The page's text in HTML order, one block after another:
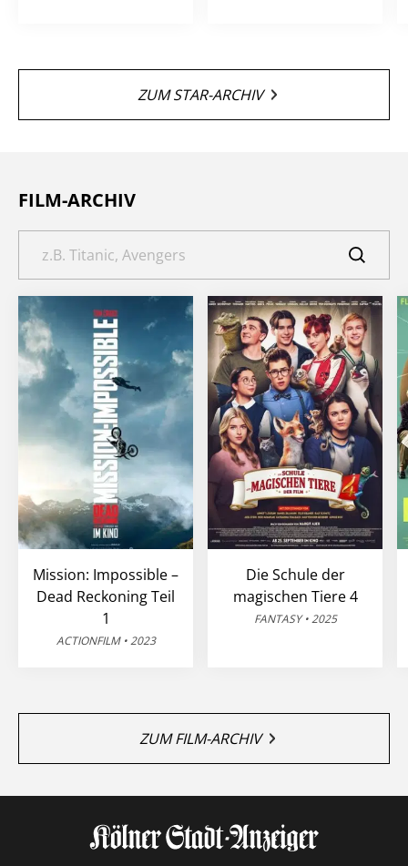
ZUM STAR-ARCHIV
FILM-ARCHIV
Mission: Impossible –
Dead Reckoning Teil
1
ACTIONFILM • 2023
Die Schule der
magischen Tiere 4
FANTASY • 2025
ZUM FILM-ARCHIV